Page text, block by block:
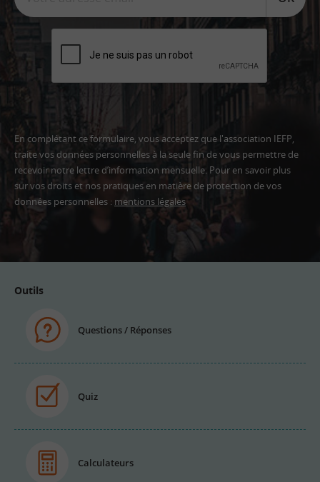
En complétant ce formulaire, vous acceptez que l'association IEFP,
traite vos données personnelles à la seule fin de vous permettre de
recevoir notre lettre d’information mensuelle. Pour en savoir plus
sur vos droits et nos pratiques en matière de protection de vos
données personnelles : mentions légales
Outils
Questions / Réponses
Quiz
Calculateurs